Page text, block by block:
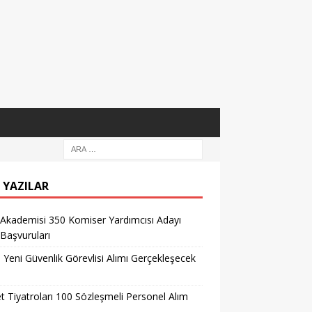
YAZILAR
350 Komiser Yardımcısı Adayı
Başvuruları
Yeni Güvenlik Görevlisi Alımı Gerçekleşecek
Tiyatroları 100 Sözleşmeli Personel Alım